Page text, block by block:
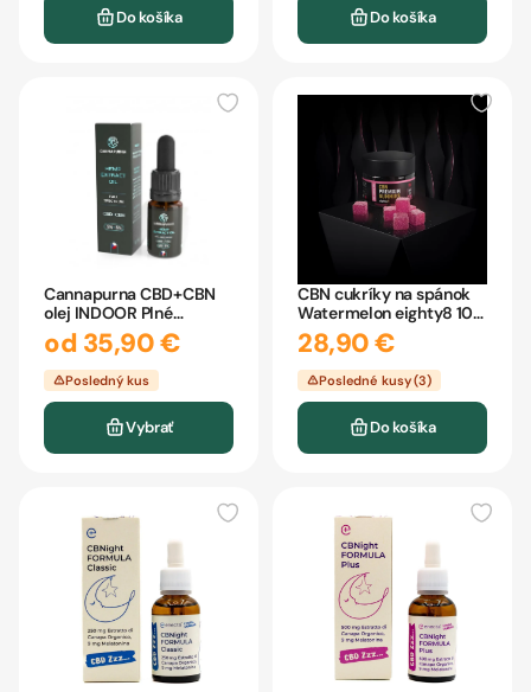
Do košíka Do košíka
Cannapurna CBD+CBN
olej INDOOR Plné
spektrum 10ml
od 35,90 €
Posledný kus
Vybrať
CBN cukríky na spánok
Watermelon eighty8 10
kusov
28,90 €
Posledné kusy (3)
Do košíka